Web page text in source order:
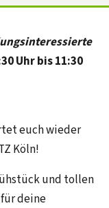
Uhr bis 11:30
euch wieder
Köln!
und tollen
deine